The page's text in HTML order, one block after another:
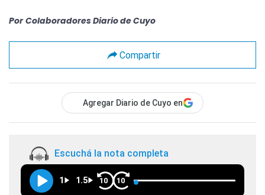
Por Colaboradores Diario de Cuyo
Compartir
Agregar Diario de Cuyo en
Escuchá la nota completa
1 1.5 10 10